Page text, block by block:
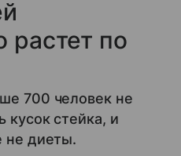
растет по
700 человек не
кусок стейка, и
не диеты.